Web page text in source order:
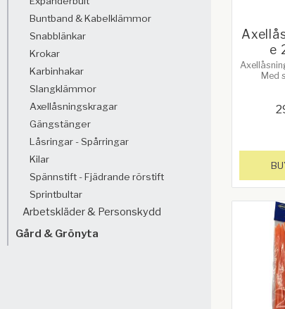
e
Med
Buntband & Kabelklämmor
Snabblänkar
Krokar
Karbinhakar
Slangklämmor
Axellåsningskragar
Gängstänger
Låsringar - Spårringar
Kilar
Spännstift - Fjädrande rörstift
Sprintbultar
Arbetskläder & Personskydd
Gård & Grönyta